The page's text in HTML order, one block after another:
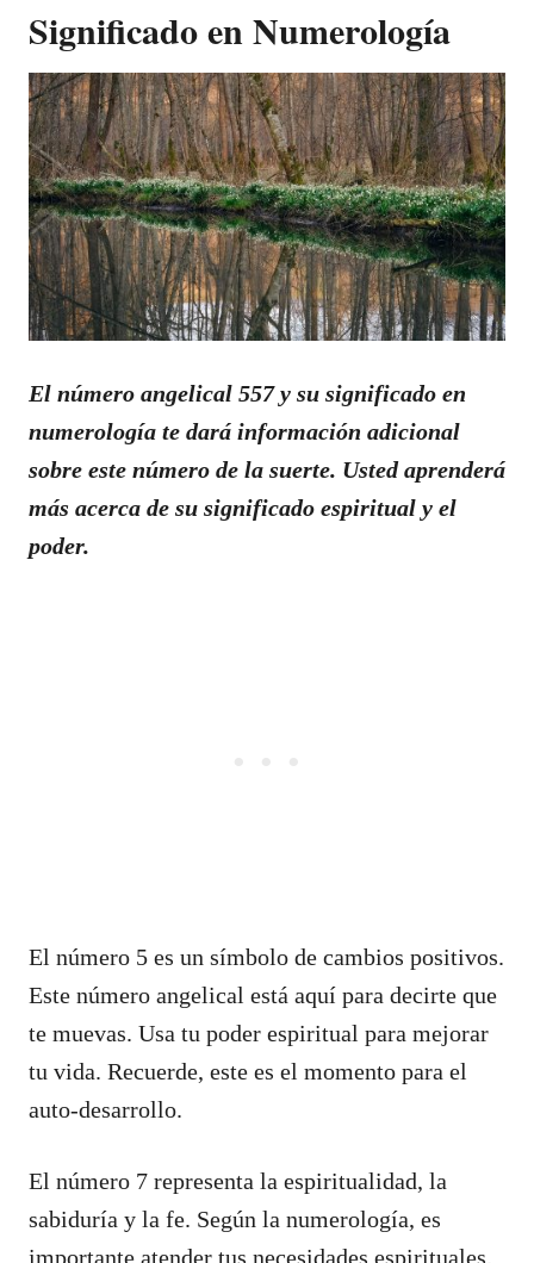
Significado en Numerología
El número angelical 557 y su significado en
numerología te dará información adicional
sobre este número de la suerte. Usted aprenderá
más acerca de su significado espiritual y el
poder.
El número 5 es un símbolo de cambios positivos.
Este número angelical está aquí para decirte que
te muevas. Usa tu poder espiritual para mejorar
tu vida. Recuerde, este es el momento para el
auto-desarrollo.
El número 7 representa la espiritualidad, la
sabiduría y la fe. Según la numerología, es
importante atender tus necesidades espirituales.